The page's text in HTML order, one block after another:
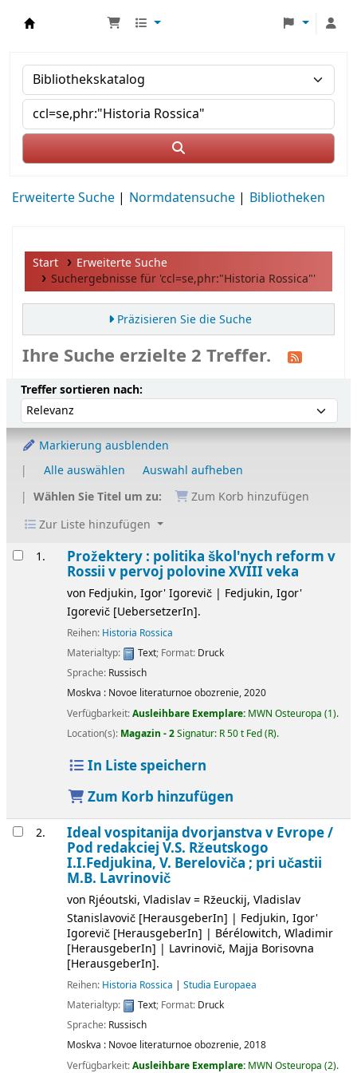
Erweiterte Suche Normdatensuche Bibliotheken
Start
Erweiterte Suche
Suchergebnisse für 'ccl=se,phr:"Historia Rossica"'
Präzisieren Sie die Suche
Ihre Suche erzielte 2 Treffer.
Sortieren
Treffer sortieren nach:
Markierung ausblenden
Alle auswählen
Auswahl aufheben
Wählen Sie Titel um zu:
Zum Korb hinzufügen
Zur Liste hinzufügen
Ergebnisse
1. Prožektery : politika škol'nych reform v
Rossii v pervoj polovine XVIII veka
von Fedjukin, Igor' Igorevič| Fedjukin, Igor'
Igorevič[UebersetzerIn].
Reihen: Historia Rossica
Materialtyp:
Text; Format: Druck
Sprache: Russisch
Moskva : Novoe literaturnoe obozrenie,2020
Verfügbarkeit:Ausleihbare Exemplare: MWN Osteuropa (1).
Location(s): Magazin - 2Signatur: R 50 t Fed (R).
In Liste speichern
Zum Korb hinzufügen
2. Ideal vospitanija dvorjanstva v Evrope /
Pod redakciej V.S. Ržeutskogo
I.I.Fedjukina, V. Bereloviča ; pri učastii
M.B. Lavrinovič
von Rjéoutski, Vladislav = Ržeuckij, Vladislav
Stanislavovič[HerausgeberIn] | Fedjukin, Igor'
Igorevič[HerausgeberIn] | Bérélowitch, Wladimir
[HerausgeberIn] | Lavrinovič, Majja Borisovna
[HerausgeberIn].
Reihen: Historia Rossica | Studia Europaea
Materialtyp:
Text; Format: Druck
Sprache: Russisch
Moskva : Novoe literaturnoe obozrenie,2018
Verfügbarkeit:Ausleihbare Exemplare: MWN Osteuropa (2).